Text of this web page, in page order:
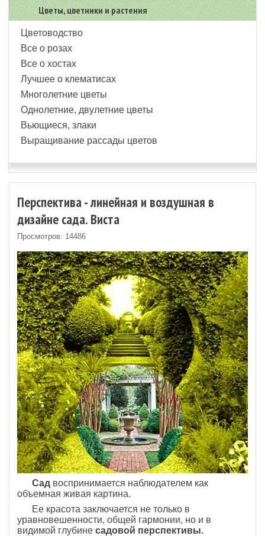
Цветы, цветники и растения
Цветоводство
Все о розах
Все о хостах
Лучшее о клематисах
Многолетние цветы
Однолетние, двулетние цветы
Вьющиеся, злаки
Выращивание рассады цветов
Перспектива - линейная и воздушная в
дизайне сада. Виста
Просмотров: 14486
Садвоспринимается наблюдателем как
объемная живая картина.
Ее красота заключается не только в
уравновешенности, общей гармонии, но и в
видимой глубинесадовой перспективы.